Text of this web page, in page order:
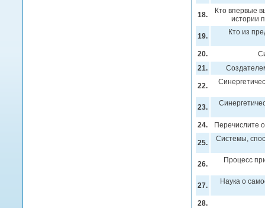
18.
Кто впервые
истории
19. Кто из
20.
21.
22.
23.
24. Перечислите
25. Системы,
26. Процесс
27. Наука о
28.